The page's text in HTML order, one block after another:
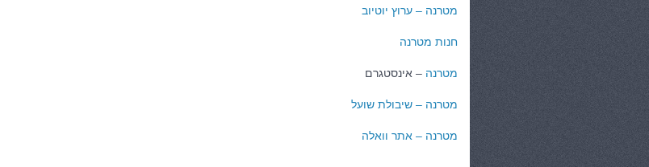
מטרנה – ערוץ יוטיוב
חנות מטרנה
מטרנה – אינסטגרם
מטרנה – שיבולת שועל
מטרנה – אתר וואלה